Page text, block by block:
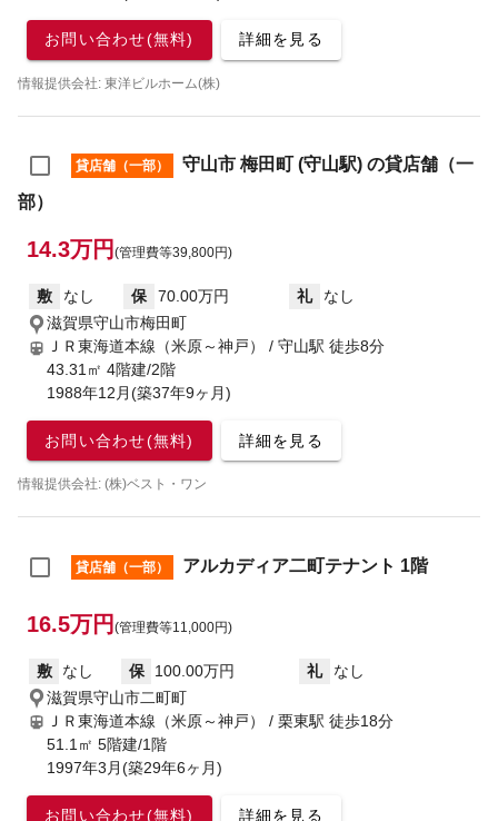
お問い合わせ(無料) 詳細を見る
情報提供会社: 東洋ビルホーム(株)
貸店舗（一部）
守山市 梅田町 (守山駅) の貸店舗（一
部）
14.3万円 (管理費等39,800円)
敷 なし 保 70.00万円 礼
なし
滋賀県守山市梅田町
ＪＲ東海道本線（米原～神戸） / 守山駅 徒歩8分
43.31㎡ 4階建/2階
1988年12月(築37年9ヶ月)
お問い合わせ(無料) 詳細を見る
情報提供会社: (株)ベスト・ワン
貸店舗（一部） アルカディア二町テナント 1階
16.5万円 (管理費等11,000円)
敷 なし 保 100.00万円 礼
なし
滋賀県守山市二町町
ＪＲ東海道本線（米原～神戸） / 栗東駅 徒歩18分
51.1㎡ 5階建/1階
1997年3月(築29年6ヶ月)
お問い合わせ(無料) 詳細を見る